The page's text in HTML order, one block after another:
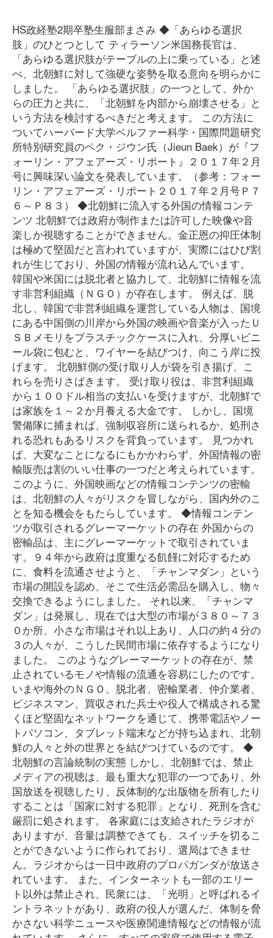
HS政経塾2期卒塾生服部まさみ ◆「あらゆる選択
肢」のひとつとして ティラーソン米国務長官は、
「あらゆる選択肢がテーブルの上に乗っている」と述
べ、北朝鮮に対して強硬な姿勢を取る意向を明らかに
しました。 「あらゆる選択肢」の一つとして、外か
らの圧力と共に、「北朝鮮を内部から崩壊させる」と
いう方法を検討するべきだと考えます。 この方法に
ついてハーバード大学ベルファー科学・国際問題研究
所特別研究員のペク・ジウン氏（Jieun Baek）が『フ
ォーリン・アフェアーズ・リポート』２０１７年２月
号に興味深い論文を発表しています。（参考：フォー
リン・アフェアーズ・リポート２０１７年２月号Ｐ７
６～Ｐ８３） ◆北朝鮮に流入する外国の情報コンテ
ンツ 北朝鮮では政府が制作または許可した映像や音
楽しか視聴することができません。金正恩の抑圧体制
は極めて堅固だと言われていますが、実際にはひび割
れが生じており、外国の情報が流れ込んでいます。
韓国や米国には脱北者と協力して、北朝鮮に情報を流
す非営利組織（ＮＧＯ）が存在します。 例えば、脱
北し、韓国で非営利組織を運営している人物は、国境
にある中国側の川岸から外国の映画や音楽が入ったＵ
ＳＢメモリをプラスチックケースに入れ、分厚いビニ
ール袋に包むと、ワイヤーを結びつけ、向こう岸に投
げます。 北朝鮮側の受け取り人が袋を引き揚げ、こ
れらを売りさばきます。 受け取り役は、非営利組織
から１００ドル相当の支払いを受けますが、北朝鮮で
は家族を１～２か月養える大金です。 しかし、国境
警備隊に捕まれば、強制収容所に送られるか、処刑さ
れる恐れもあるリスクを背負っています。 見つかれ
ば、大変なことになるにもかかわらず、外国情報の密
輸販売は割のいい仕事の一つだと考えられています。
このように、外国映画などの情報コンテンツの密輸
は、北朝鮮の人々がリスクを冒しながら、国内外のこ
とを知る機会をもたらしています。 ◆情報コンテン
ツが取引されるグレーマーケットの存在 外国からの
密輸品は、主にグレーマーケットで取引されていま
す。９４年から政府は度重なる飢饉に対応するため
に、食料を流通させようと、「チャンマダン」という
市場の開設を認め、そこで生活必需品を購入し、物々
交換できるようにしました。 それ以来、「チャンマ
ダン」は発展し、現在では大型の市場が３８０～７３
０か所、小さな市場はそれ以上あり、人口の約４分の
３の人々が、こうした民間市場に依存するようになり
ました。 このようなグレーマーケットの存在が、禁
止されているモノや情報の流通を容易にしたのです。
いまや海外のＮＧＯ、脱北者、密輸業者、仲介業者、
ビジネスマン、買収された兵士や役人で構成される驚
くほど堅固なネットワークを通じて、携帯電話やノー
トパソコン、タブレット端末などが持ち込まれ、北朝
鮮の人々と外の世界とを結びつけているのです。 ◆
北朝鮮の言論統制の実態 しかし、北朝鮮では、禁止
メディアの視聴は、最も重大な犯罪の一つであり、外
国放送を視聴したり、反体制的な出版物を所有したり
することは「国家に対する犯罪」となり、死刑を含む
厳罰に処されます。 各家庭には支給されたラジオが
ありますが、音量は調整できても、スイッチを切るこ
とができないように作られており、選局はできませ
ん。ラジオからは一日中政府のプロパガンダが放送さ
れています。 また、インターネットも一部のエリー
ト以外は禁止され、民衆には、「光明」と呼ばれるイ
ントラネットがあり、政府の役人が選んだ、体制を脅
かさない科学ニュースや医療関連情報などの情報が流